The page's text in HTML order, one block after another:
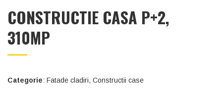
CONSTRUCTIE CASA P+2,
310MP
Categorie: Fatade cladiri, Constructii case